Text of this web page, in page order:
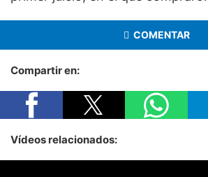
COMENTAR
Compartir en:
Vídeos relacionados: